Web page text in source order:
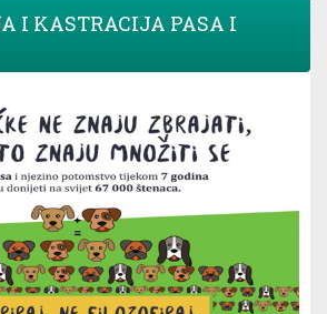
I KASTRACIJA PASA I